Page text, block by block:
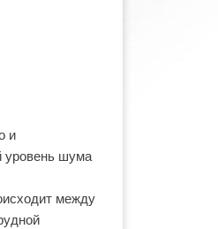
и
уровень шума
между